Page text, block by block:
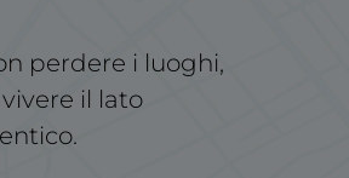
perdere i luoghi,
il lato